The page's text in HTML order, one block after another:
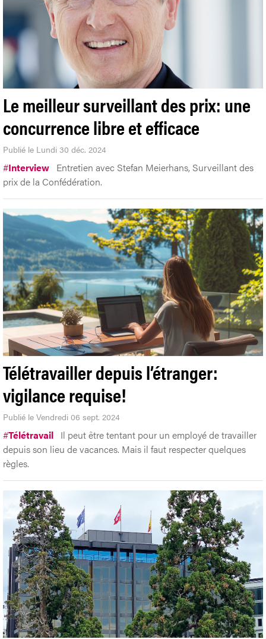
Le meilleur surveillant des prix: une
concurrence libre et efficace
Publié le Lundi 30 déc. 2024
#Interview Entretien avec Stefan Meierhans, Surveillant des
prix de la Confédération.
Télétravailler depuis l’étranger:
vigilance requise!
Publié le Vendredi 06 sept. 2024
#Télétravail Il peut être tentant pour un employé de travailler
depuis son lieu de vacances. Mais il faut respecter quelques
règles.